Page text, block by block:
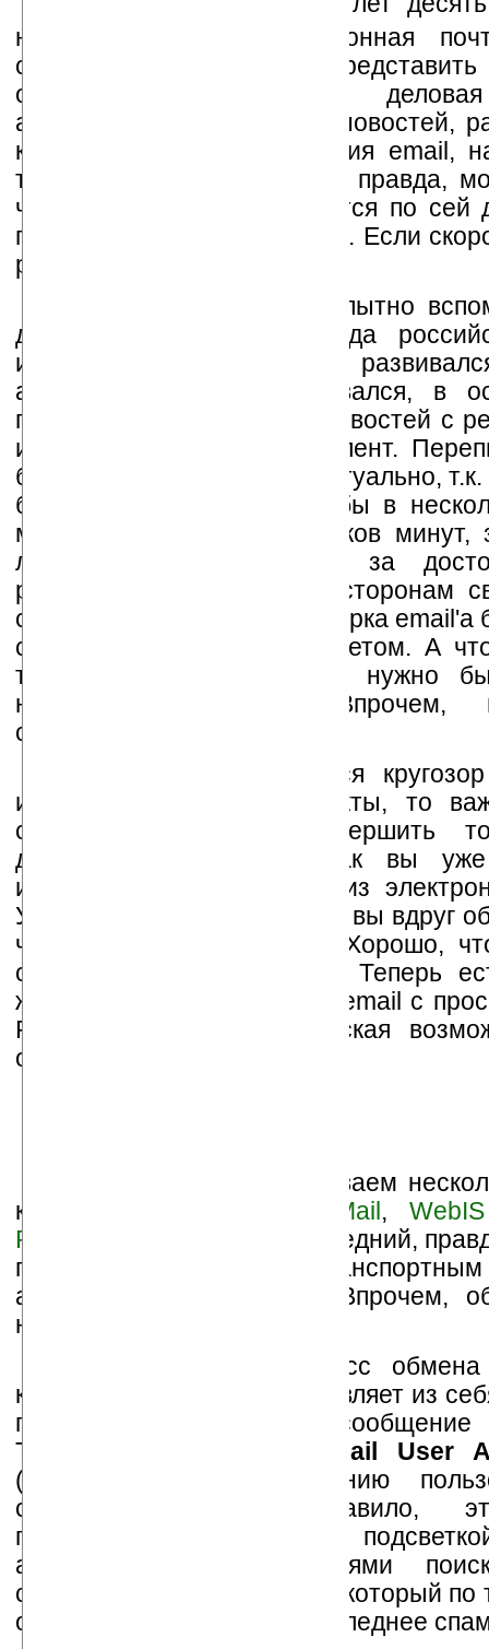
насколько плотно электронная
современную жизнь. И представить
объем информации — деловая
автоматическая рассылка новостей,
конференции — без участия email,
таки будет трудно. Многие, правда,
что возможна и используется по сей
почта. С одним правда "Но". Если
решения не столь важна.
Автору и самому любопытно
давно минувших лет, когда
интернета только-только
адрес был, но использовался, в
получения авторассылки новостей с
и некоторых зарубежных лент.
большому счету было не актуально,
были на расстоянии ходьбы в
может и нескольких десятков минут,
лет автор не ручается за
разъезжаться по разным сторонам
собирались. Поэтому, проверка email'а
стоящей с низким приоритетом. А
тогда о проблеме спама, нужно
недюжей фантазией. Впрочем,
сегодняшней теме.
Как только расширяется
именно, его бизнес-контакты, то
становится вовремя совершить
действие. На основе, как вы уже
информации, полученной из
Уехав за тридевять земель, вы вдруг
что забыли презентацию. Хорошо,
собой ноутбук и/или КПК. Теперь
желание написать коллеге email с
PDF, но и сама техническая
операцию проделать.
Сегодня мы рассматриваем
клиентов для КПК:
ProfiMail ,
PPCMCheck
. Последний,
путать с почтовым
аналогичным названием. Впрочем,
ниже.
Как вы знаете, процесс обмена
корреспонденцией представляет из
пользователь составляет
Так называемом
MUA (Mail User
(программе) по управлению
сообщениями. Как правило,
графический интерфейс, с
адресной книгой, модулями
сообщений и спам-фильтр, который по
определяет является ли последнее